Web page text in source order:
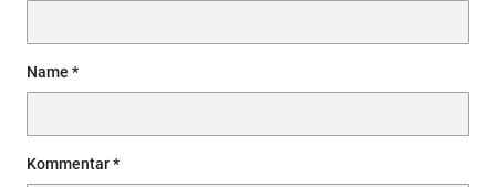
Name
Kommentar